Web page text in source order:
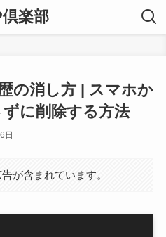
楽部
の消し方 | スマホか
に削除する方法
日
が含まれています。